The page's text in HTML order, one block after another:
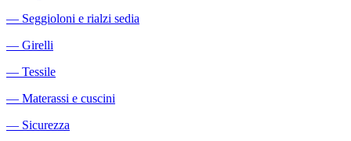
― Seggioloni e rialzi sedia
― Girelli
― Tessile
― Materassi e cuscini
― Sicurezza